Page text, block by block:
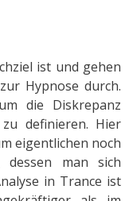
ist und gehen
Hypnose durch.
die Diskrepanz
definieren. Hier
eigentlichen noch
dessen man sich
in Trance ist